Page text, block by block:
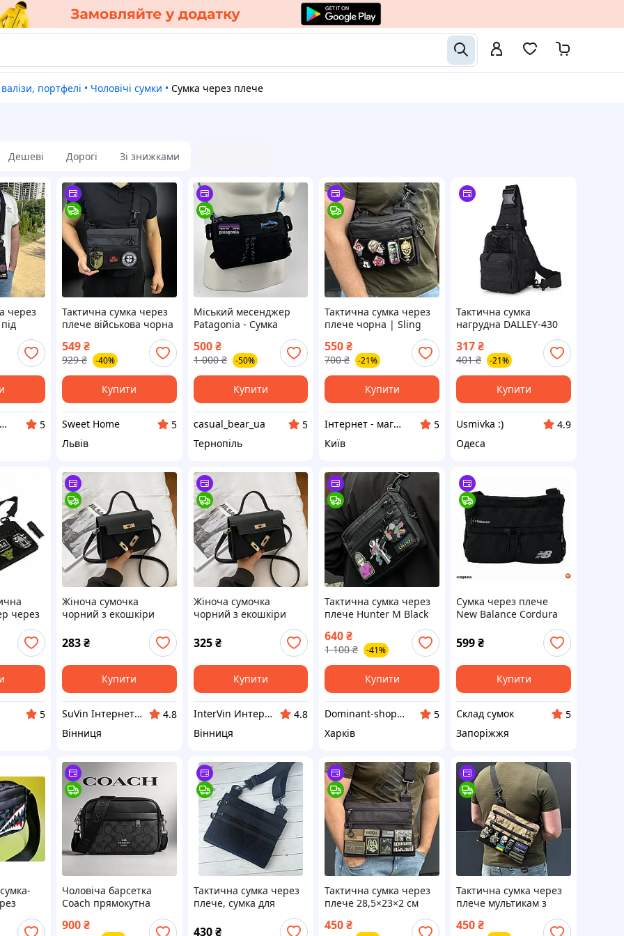
валізи, портфелі • Чоловічі сумки • Сумка через плече
Дешеві Дорогі Зі знижками
через
Оксфорд
Інтернет - магазин топових товарів. Роздріб/ ОПТ
5
Тактична сумка через
плече військова чорна
для скритого носіння з
кобурою, чоловіча
сумка кобура для
документів наплічна
549₴
929 ₴ -40%
Купити
Sweet Home
5
Львів
Міський месенджер
Patagonia - Сумка
через плече Патагонія
барсетка Чорний
500 ₴
1 000 ₴ -50%
Купити
casual_bear_ua
5
Тернопіль
Тактична сумка через
плече чорна | Sling
патчі
550₴
700 ₴ -21%
Купити
Інтернет - магазин топових товарів. Роздріб/ ОПТ
5
Київ
Тактична сумка
нагрудна DALLEY-430
чорна військова сумка
через плече сумка,
армійські сумки DALLEY
317₴
401 ₴ -21%
Купити
Usmivka :)
4.9
Одеса
через
5
Жіноча сумочка
чорний з екошкіри
стильна сумка через
плече зі
шкірозамінника для
дівчини
283₴
Купити
SuVin Інтернет-магазин
4.8
Вінниця
Жіноча сумочка
чорний з екошкіри
стильна сумка через
плече зі
шкірозамінника для
дівчини
325 ₴
Купити
InterVin Интернет-магазин
4.8
Вінниця
Тактична сумка через
плече Hunter M Black
1000Д з велкро
панеллю для патчів
месенджер барсетка
640₴
1 100 ₴ -41%
Купити
Dominant-shop.com.ua
5
Харків
Сумка через плече
New Balance Cordura
599₴
Купити
Склад сумок
5
Запоріжжя
акули
Чоловіча барсетка
Coach прямокутна
чорна Маленька сумка
Коач з монограмою
900₴
Тактична сумка через
плече, сумка для
430 ₴
Тактична сумка через
плече 28,5×23×2 см
чорна з липучкою для
патчів | Sling bag
450₴
Тактична сумка через
плече мультикам з
шевронів | компактна
450₴